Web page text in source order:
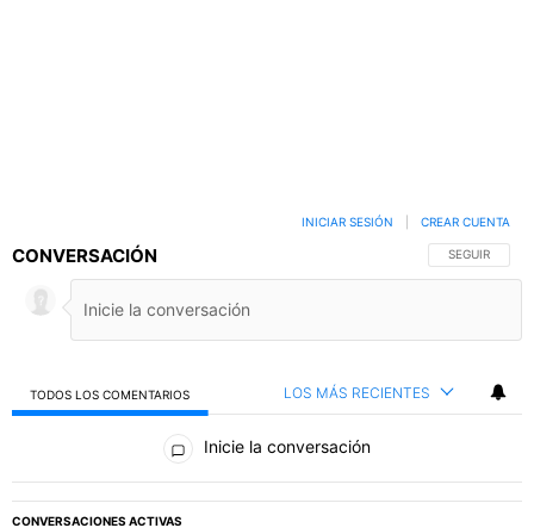
CONVERSACIÓN SIGA ESTA
SEGUIR
INICIAR SESIÓN CREAR CUENTA
TODOS LOS COMENTARIOS LOS MÁS RECIENTES
Todos los comentarios
Inicie la conversación